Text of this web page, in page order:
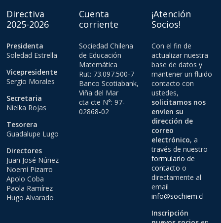
Directiva
2025-2026
Presidenta
Soledad Estrella
Vicepresidente
Sergio Morales
Secretaria
Nielka Rojas
Tesorera
Guadalupe Lugo
Directores
Juan José Núñez
Noemí Pizarro
Apolo Coba
Paola Ramírez
Hugo Alvarado
Cuenta
corriente
Sociedad Chilena
de Educación
Matemática
Rut: 73.097.500-7
Banco Scotiabank,
Viña del Mar
cta cte N°: 97-
02868-02
¡Atención
Socios!
Con el fin de
actualizar nuestra
base de datos y
mantener un fluido
contacto con
ustedes,
solicitamos nos
envíen su
dirección de
correo
electrónico, a
través de nuestro
formulario de
contacto o
directamente al
email
info@sochiem.cl
Inscripción